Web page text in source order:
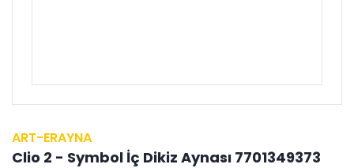
ART-ERAYNA
Clio 2 - Symbol İç Dikiz Aynası 7701349373